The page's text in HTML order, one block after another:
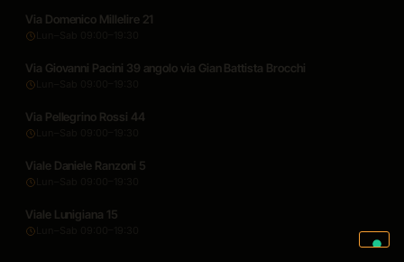
Via Domenico Millelire 21
Via Giovanni Pacini 39 angolo via Gian Battista Brocchi
Via Pellegrino Rossi 44
Viale Daniele Ranzoni 5
Viale Lunigiana 15